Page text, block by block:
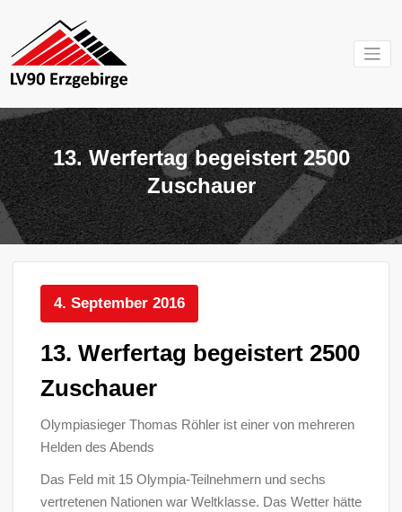
springen
e.V.
Mein Verein im
13. Werfertag begeistert 2500
Zuschauer
4. September 2016
13. Werfertag begeistert 2500
Zuschauer
Olympiasieger Thomas Röhler ist einer von mehreren
Helden des Abends
Das Feld mit 15 Olympia-Teilnehmern und sechs
vertretenen Nationen war Weltklasse. Das Wetter hätte